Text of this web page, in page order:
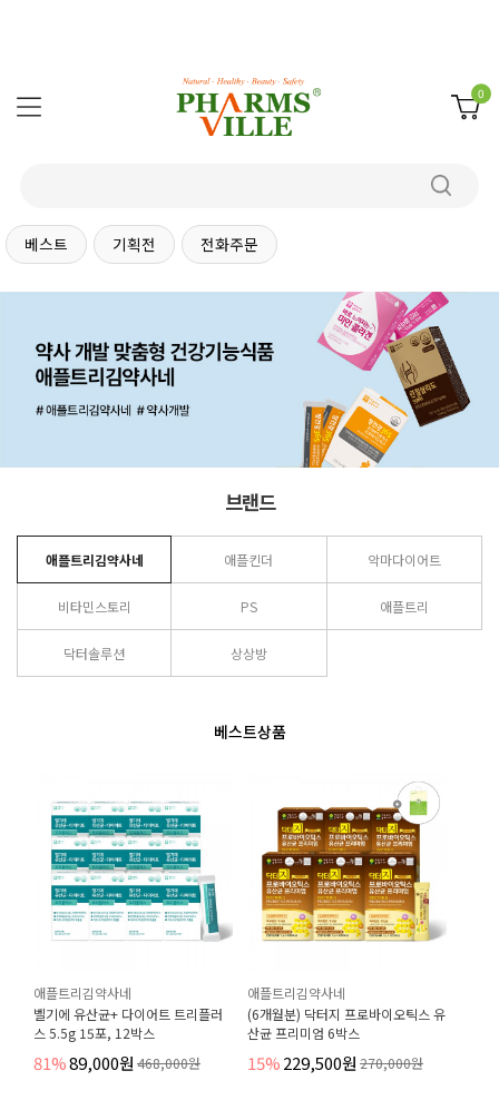
0
베스트 기획전 전화주문
브랜드
애플트리김약사네 애플킨더 악마다이어트
비타민스토리 PS 애플트리
닥터솔루션 상상방
베스트상품
애플트리김약사네
벨기에 유산균+ 다이어트 트리플러
스 5.5g 15포, 12박스
81%89,000원 468,000원
애플트리김약사네
(6개월분) 닥터지 프로바이오틱스 유
산균 프리미엄 6박스
15%229,500원 270,000원